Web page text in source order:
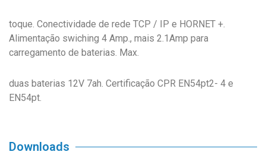
toque. Conectividade de rede TCP / IP e HORNET +.
Alimentação swiching 4 Amp., mais 2.1Amp para
carregamento de baterias. Max.
duas baterias 12V 7ah. Certificação CPR EN54pt2- 4 e
EN54pt.
Downloads